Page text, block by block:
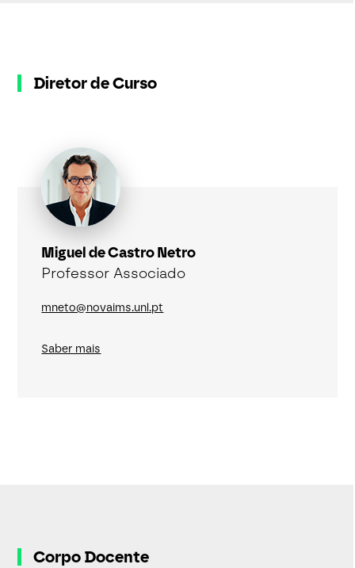
Diretor de Curso
Miguel de Castro Netro
Professor Associado
mneto@novaims.unl.pt
Saber mais
Corpo Docente